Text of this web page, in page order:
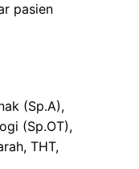
pasien
(Sp.A),
(Sp.OT),
THT,